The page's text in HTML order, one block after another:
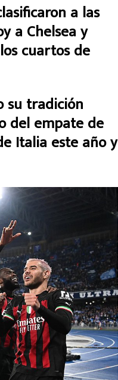
a las
a Chelsea y
cuartos de
su tradición
del empate de
Italia este año y